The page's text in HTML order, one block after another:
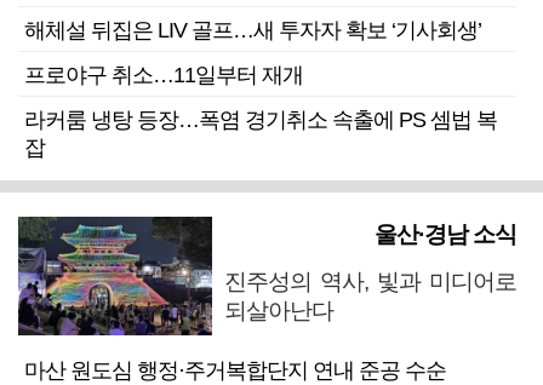
해체설 뒤집은 LIV 골프…새 투자자 확보 ‘기사회생’
프로야구 취소…11일부터 재개
라커룸 냉탕 등장…폭염 경기취소 속출에 PS 셈법 복
잡
울산·경남 소식
진주성의 역사, 빛과 미디어로
되살아난다
마산 원도심 행정·주거복합단지 연내 준공 수순